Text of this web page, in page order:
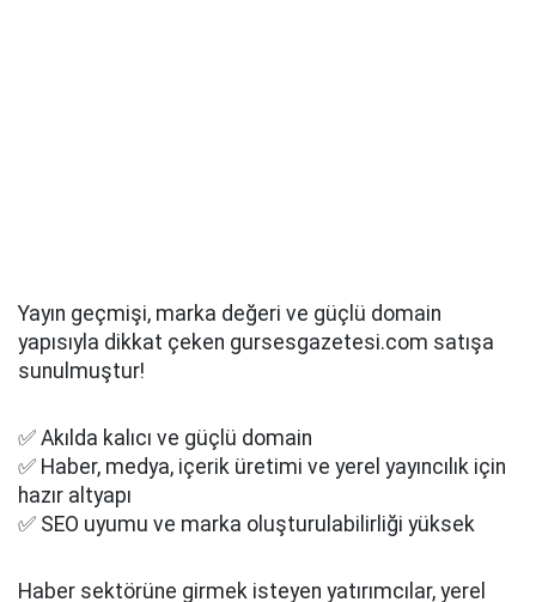
Yayın geçmişi, marka değeri ve güçlü domain
yapısıyla dikkat çeken gursesgazetesi.com satışa
sunulmuştur!
✅ Akılda kalıcı ve güçlü domain
✅ Haber, medya, içerik üretimi ve yerel yayıncılık için
hazır altyapı
✅ SEO uyumu ve marka oluşturulabilirliği yüksek
Haber sektörüne girmek isteyen yatırımcılar, yerel